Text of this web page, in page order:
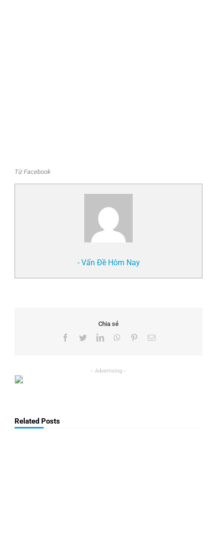
Từ Facebook
- Vấn Đề Hôm Nay
Chia sẻ
Facebook
TwitterLinkedInWhatsApp
PinterestEmail
Related Posts